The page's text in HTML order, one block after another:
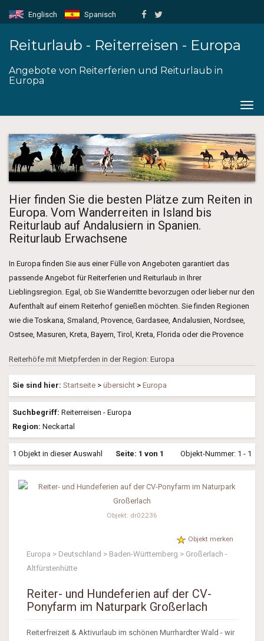
Englisch Spanisch
Reiturlaub - Reiterreisen - Europa
Angebote von Reiterferien und Reiturlaub in
Europa
Hier finden Sie die besten Plätze zum Reiten in
Europa. Vom Wanderreiten in Island bis
Reiturlaub auf Andalusiern in Spanien.
Reiturlaub Erwachsene
In Europa finden Sie aus einer Fülle von Angeboten garantiert das
passende Angebot für Reiterferien und Reiturlaub in Ihrer
Lieblingsregion. Egal, ob Sie Wanderritte bevorzugen oder lieber nur den
Aufenthalt auf einem Reiterhof genießen möchten. Sie finden Regionen
wie die Toskana, Smaland, Provence, Gardasee, Andalusien, Nordsee,
Ostsee, Masuren, Kreta, Bayern, Tirol, Kreta, Florida oder die Provence
Reiterhöfe mit Mietpferden in der Region: Europa
Sie sind hier: Startseite > übersicht > Europa
Suchbegriff: Reiterreisen - Europa
Region: Neckartal
1 Objekt in dieser Auswahl Seite: 1 von 1 Objekt-Nummer: 1 - 1
Objekt: dr02236
Objekt merken
Europa > Deutschland > Baden-Württemberg > Großerlach -
Altfürstenhütte
Reiter- und Hundeferien auf der CV-
Ponyfarm im Naturpark Großerlach
Reiterfreizeit & Aktivurlaub im schönen Murrhardter Wald - wir